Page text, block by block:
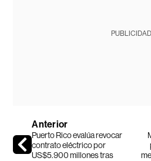
PUBLICIDAD
Anterior
Puerto Rico evalúa revocar
contrato eléctrico por
US$5.900 millones tras